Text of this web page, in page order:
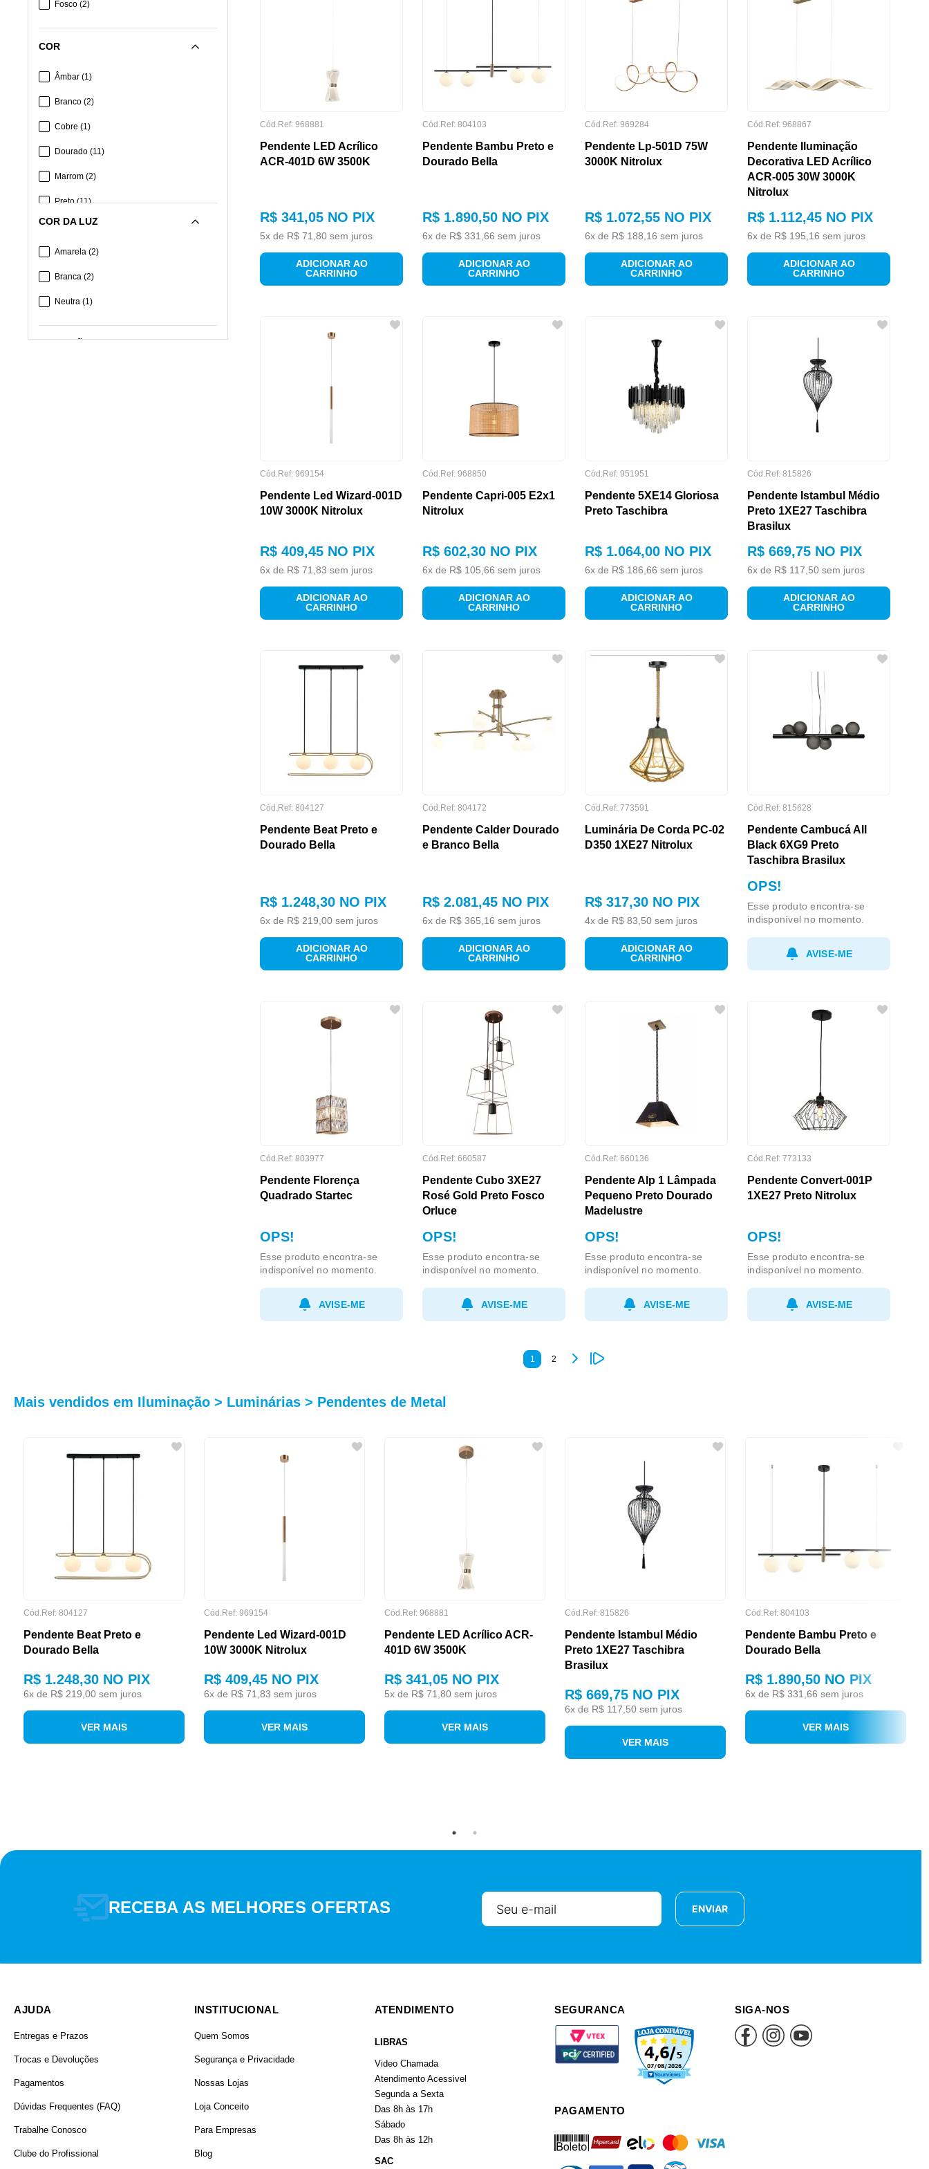
Fosco (2)
COR
Âmbar (1)
Branco (2)
Cobre (1)
Dourado (11)
Marrom (2)
Preto (11)
Rosé ( 2)
COR DA LUZ
Amarela (2)
Branca (2)
Neutra (1)
POTÊNCIA
POTÊNCIA (WATTS)
POTÊNCIA MÁXIMA
PRODUTO
Cód.Ref: 968881
Pendente LED Acrílico
ACR-401D 6W 3500K
R$ 341,05 NO PIX
5x de R$ 71 80 sem juros
ADICIONAR AO
CARRINHO
Cód.Ref: 804103
Pendente Bambu Preto e
Dourado Bella
R$ 1.890,50 NO PIX
6x de R$ 331 66 sem juros
ADICIONAR AO
CARRINHO
Cód.Ref: 969284
Pendente Lp-501D 75W
3000K Nitrolux
R$ 1.072,55 NO PIX
6x de R$ 188 16 sem juros
ADICIONAR AO
CARRINHO
Cód.Ref: 968867
Pendente Iluminação
Decorativa LED Acrílico
ACR-005 30W 3000K
Nitrolux
R$ 1.112,45 NO PIX
6x de R$ 195 16 sem juros
ADICIONAR AO
CARRINHO
Cód.Ref: 969154
Pendente Led Wizard-001D
10W 3000K Nitrolux
R$ 409,45 NO PIX
6x de R$ 71 83 sem juros
ADICIONAR AO
CARRINHO
Cód.Ref: 968850
Pendente Capri-005 E2x1
Nitrolux
R$ 602,30 NO PIX
6x de R$ 105 66 sem juros
ADICIONAR AO
CARRINHO
Cód.Ref: 951951
Pendente 5XE14 Gloriosa
Preto Taschibra
R$ 1.064,00 NO PIX
6x de R$ 186 66 sem juros
ADICIONAR AO
CARRINHO
Cód.Ref: 815826
Pendente Istambul Médio
Preto 1XE27 Taschibra
Brasilux
R$ 669,75 NO PIX
6x de R$ 117 50 sem juros
ADICIONAR AO
CARRINHO
Cód.Ref: 804127
Pendente Beat Preto e
Dourado Bella
R$ 1.248,30 NO PIX
6x de R$ 219 00 sem juros
ADICIONAR AO
CARRINHO
Cód.Ref: 804172
Pendente Calder Dourado
e Branco Bella
R$ 2.081,45 NO PIX
6x de R$ 365 16 sem juros
ADICIONAR AO
CARRINHO
Cód.Ref: 773591
Luminária De Corda PC-02
D350 1XE27 Nitrolux
R$ 317,30 NO PIX
4x de R$ 83 50 sem juros
ADICIONAR AO
CARRINHO
Cód.Ref: 815628
Pendente Cambucá All
Black 6XG9 Preto
Taschibra Brasilux
OPS!
Esse produto encontra-se
indisponível no momento.
AVISE-ME
Cód.Ref: 803977
Pendente Florença
Quadrado Startec
OPS!
Esse produto encontra-se
indisponível no momento.
AVISE-ME
Cód.Ref: 660587
Pendente Cubo 3XE27
Rosé Gold Preto Fosco
Orluce
OPS!
Esse produto encontra-se
indisponível no momento.
AVISE-ME
Cód.Ref: 660136
Pendente Alp 1 Lâmpada
Pequeno Preto Dourado
Madelustre
OPS!
Esse produto encontra-se
indisponível no momento.
AVISE-ME
Cód.Ref: 773133
Pendente Convert-001P
1XE27 Preto Nitrolux
OPS!
Esse produto encontra-se
indisponível no momento.
AVISE-ME
1 2
Mais vendidos em Iluminação > Luminárias > Pendentes de Metal
Cód.Ref: 804127
Pendente Beat Preto e
Dourado Bella
R$ 1.248,30 NO PIX
6x de R$ 219,00 sem juros
VER MAIS
Cód.Ref: 969154
Pendente Led Wizard-001D
10W 3000K Nitrolux
R$ 409,45 NO PIX
6x de R$ 71,83 sem juros
VER MAIS
Cód.Ref: 968881
Pendente LED Acrílico ACR-
401D 6W 3500K
R$ 341,05 NO PIX
5x de R$ 71,80 sem juros
VER MAIS
Cód.Ref: 815826
Pendente Istambul Médio
Preto 1XE27 Taschibra
Brasilux
R$ 669,75 NO PIX
6x de R$ 117,50 sem juros
VER MAIS
Cód.Ref: 804103
Pendente Bambu Preto e
Dourado Bella
R$ 1.890,50 NO PIX
6x de R$ 331,66 sem juros
VER MAIS
RECEBA AS MELHORES OFERTAS ENVIAR
AJUDA
Entregas e Prazos
Trocas e Devoluções
Pagamentos
Dúvidas Frequentes (FAQ)
Trabalhe Conosco
Clube do Profissional
INSTITUCIONAL
Quem Somos
Segurança e Privacidade
Nossas Lojas
Loja Conceito
Para Empresas
Blog
ATENDIMENTO
LIBRAS
Video Chamada
Atendimento Acessivel
Segunda a Sexta
Das 8h às 17h
Sábado
Das 8h às 12h
SAC
SEGURANCA
PAGAMENTO
boleto mastercard
diners american itau mercadopago
SIGA-NOS